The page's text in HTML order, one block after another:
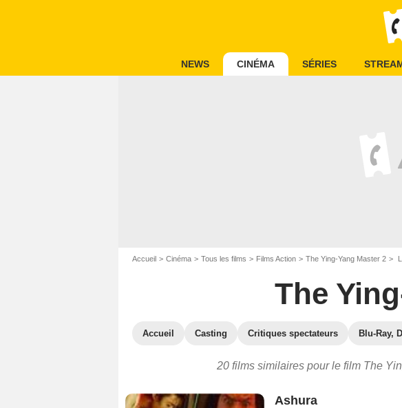
NEWS CINÉMA SÉRIES
Accueil Cinéma Tous les films Films Action The Ying-Yang Master 2
The
Accueil Casting Critiques spectateurs Blu-Ray,
20 films similaires pour le film The
Ashura